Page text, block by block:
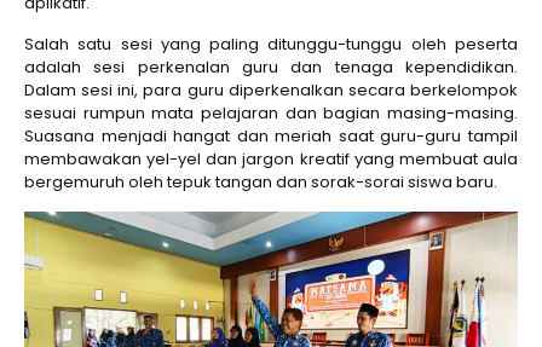
Salah satu sesi yang paling ditunggu-tunggu oleh peserta
adalah sesi perkenalan guru dan tenaga kependidikan.
Dalam sesi ini, para guru diperkenalkan secara berkelompok
sesuai rumpun mata pelajaran dan bagian masing-masing.
Suasana menjadi hangat dan meriah saat guru-guru tampil
membawakan yel-yel dan jargon kreatif yang membuat aula
bergemuruh oleh tepuk tangan dan sorak-sorai siswa baru.